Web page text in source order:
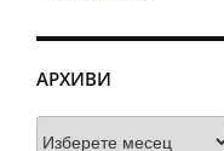
АРХИВИ